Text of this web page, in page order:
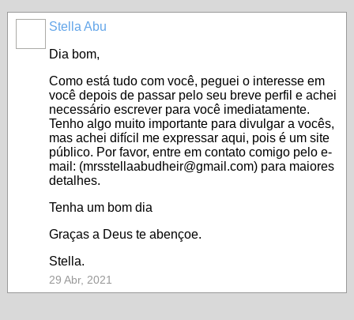
Stella Abu
Dia bom,
Como está tudo com você, peguei o interesse em
você depois de passar pelo seu breve perfil e achei
necessário escrever para você imediatamente.
Tenho algo muito importante para divulgar a vocês,
mas achei difícil me expressar aqui, pois é um site
público. Por favor, entre em contato comigo pelo e-
mail: (mrsstellaabudheir@gmail.com) para maiores
detalhes.
Tenha um bom dia
Graças a Deus te abençoe.
Stella.
29 Abr, 2021